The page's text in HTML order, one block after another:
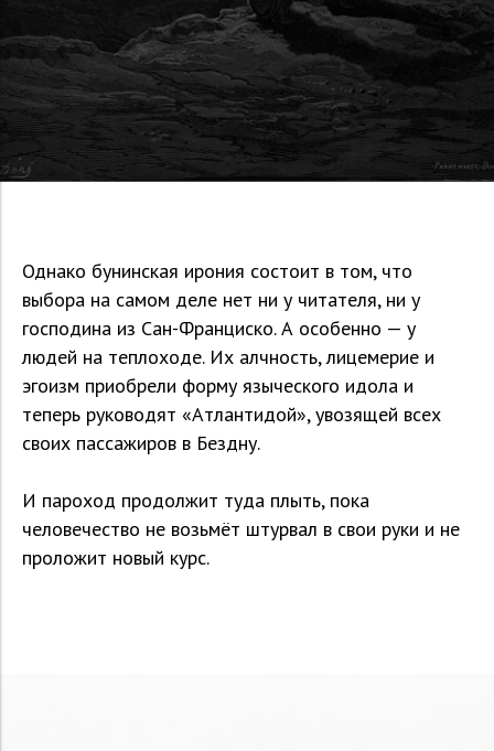
Однако бунинская ирония состоит в том, что
выбора на самом деле нет ни у читателя, ни у
господина из Сан-Франциско. А особенно — у
людей на теплоходе. Их алчность, лицемерие и
эгоизм приобрели форму языческого идола и
теперь руководят «Атлантидой», увозящей всех
своих пассажиров в Бездну.
И пароход продолжит туда плыть, пока
человечество не возьмёт штурвал в свои руки и не
проложит новый курс.